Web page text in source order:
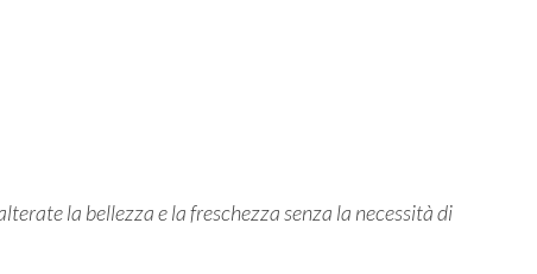
la bellezza e la freschezza senza la necessità di